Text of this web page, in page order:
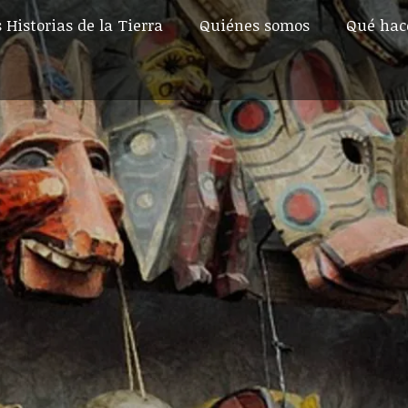
Historias de la Tierra Quiénes somos Qué
Historias de la Tierra Quiénes somos Qué